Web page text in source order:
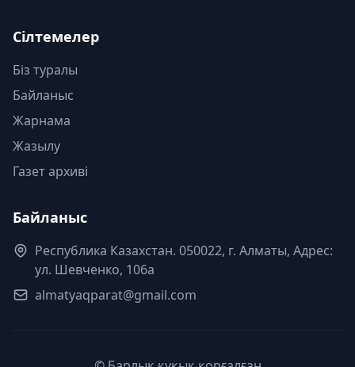
Сілтемелер
Біз туралы
Байланыс
Жарнама
Жазылу
Газет архиві
Байланыс
Республика Казахстан. 050022, г. Алматы, Адрес:
ул. Шевченко, 106а
almatyaqparat@gmail.com